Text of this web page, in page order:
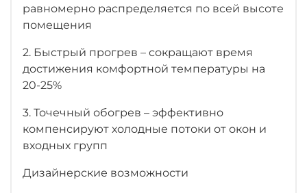
равномерно распределяется по всей высоте
помещения
2. Быстрый прогрев – сокращают время
достижения комфортной температуры на
20-25%
3. Точечный обогрев – эффективно
компенсируют холодные потоки от окон и
входных групп
Дизайнерские возможности